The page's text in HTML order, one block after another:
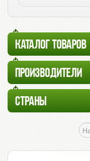
КАТАЛОГ ТОВАРОВ
ПРОИЗВОДИТЕЛИ
СТРАНЫ